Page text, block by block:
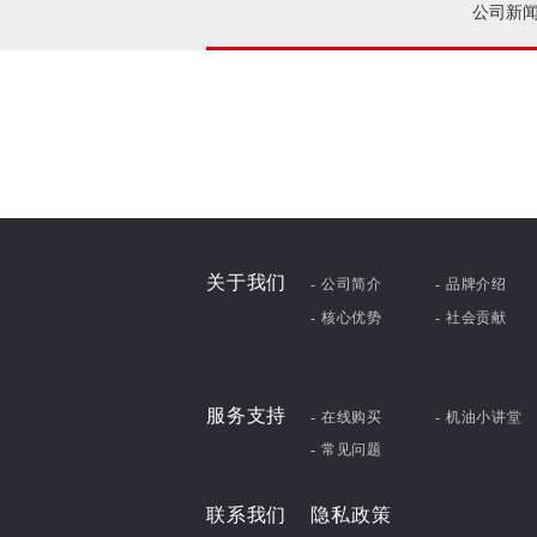
公司新
关于我们 - 公司简介
- 品牌介绍
- 核心优势
- 社会贡献
服务支持 - 在线购买
- 机油小讲堂
- 常见问题
联系我们 隐私政策